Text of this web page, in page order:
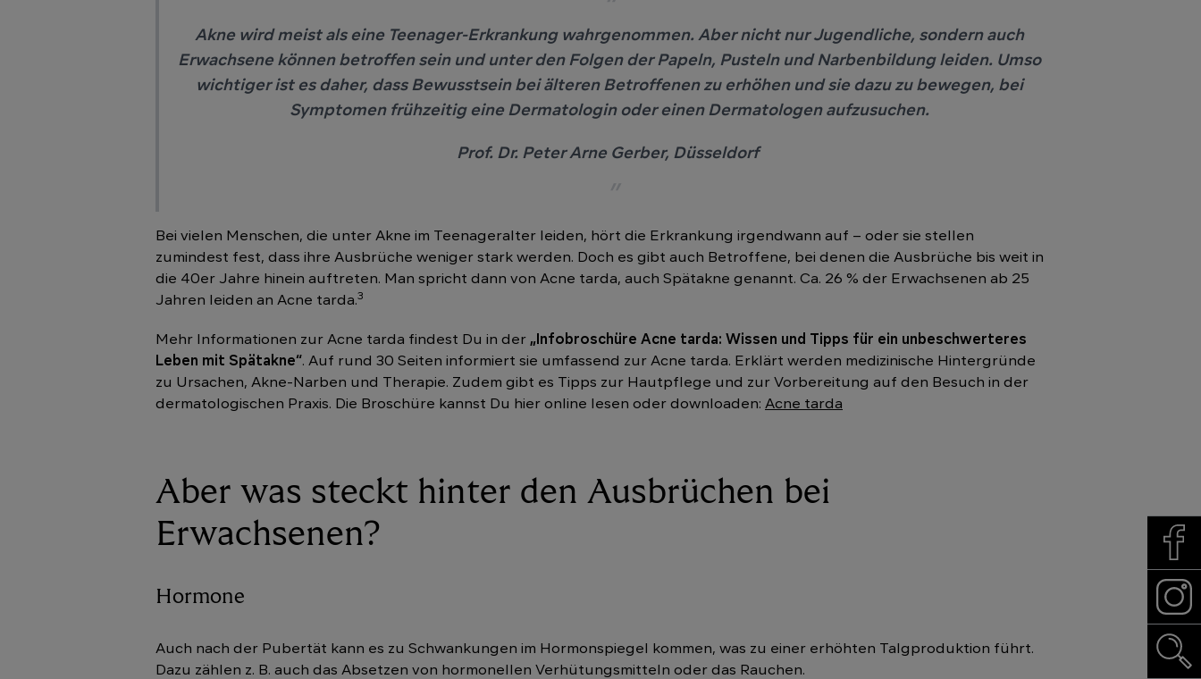
Akne wird meist als eine Teenager-Erkrankung wahrgenommen. Aber nicht nur Jugendliche, sondern auch
Erwachsene können betroffen sein und unter den Folgen der Papeln, Pusteln und Narbenbildung leiden. Umso
wichtiger ist es daher, dass Bewusstsein bei älteren Betroffenen zu erhöhen und sie dazu zu bewegen, bei
Symptomen frühzeitig eine Dermatologin oder einen Dermatologen aufzusuchen.
Prof. Dr. Peter Arne Gerber, Düsseldorf
Bei vielen Menschen, die unter Akne im Teenageralter leiden, hört die Erkrankung irgendwann auf – oder sie stellen
zumindest fest, dass ihre Ausbrüche weniger stark werden. Doch es gibt auch Betroffene, bei denen die Ausbrüche bis weit in
die 40er Jahre hinein auftreten. Man spricht dann von Acne tarda, auch Spätakne genannt. Ca. 26 % der Erwachsenen ab 25
Jahren leiden an Acne tarda.3
Mehr Informationen zur Acne tarda findest Du in der „Infobroschüre Acne tarda: Wissen und Tipps für ein unbeschwerteres
Leben mit Spätakne“. Auf rund 30 Seiten informiert sie umfassend zur Acne tarda. Erklärt werden medizinische Hintergründe
zu Ursachen, Akne-Narben und Therapie. Zudem gibt es Tipps zur Hautpflege und zur Vorbereitung auf den Besuch in der
dermatologischen Praxis. Die Broschüre kannst Du hier online lesen oder downloaden: Acne tarda
Aber was steckt hinter den Ausbrüchen bei
Erwachsenen?
Hormone
Auch nach der Pubertät kann es zu Schwankungen im Hormonspiegel kommen, was zu einer erhöhten Talgproduktion führt.
Dazu zählen z. B. auch das Absetzen von hormonellen Verhütungsmitteln oder das Rauchen.